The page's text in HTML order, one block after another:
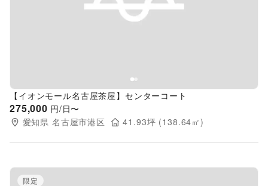
Previous slide
【イオンモール名古屋茶屋】センターコート
275,000 円/日〜
愛知県 名古屋市港区 41.93坪 (138.64㎡)
限定